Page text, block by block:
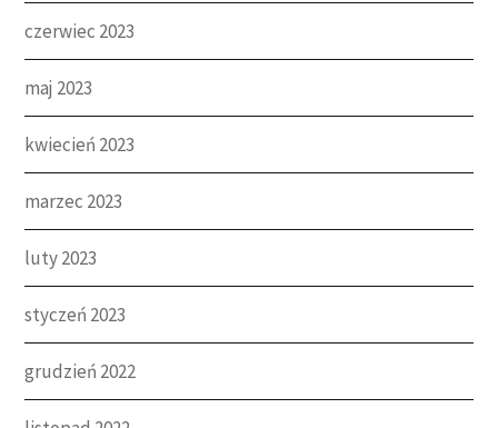
czerwiec 2023
maj 2023
kwiecień 2023
marzec 2023
luty 2023
styczeń 2023
grudzień 2022